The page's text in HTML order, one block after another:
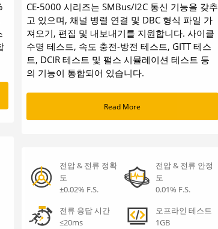
CE-5000 시리즈는 SMBus/I2C 통신 기능을 갖추
고 있으며, 채널 병렬 연결 및 DBC 형식 파일 가
져오기, 편집 및 내보내기를 지원합니다. 사이클
수명 테스트, 속도 충전-방전 테스트, GITT 테스
트, DCIR 테스트 및 펄스 시뮬레이션 테스트 등
의 기능이 통합되어 있습니다.
Read More
전압 & 전류 정확
도
±0.02% F.S.
전압 & 전류 안정
도
0.01% F.S.
전류 응답 시간
≤20ms
오프라인 테스트
1GB